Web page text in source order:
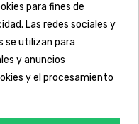
en la actualidad,
de estudios
a aumentar la
a aumentar el
y la capacidad
para fines de
Las redes sociales y
se utilizan para
y anuncios
y el procesamiento